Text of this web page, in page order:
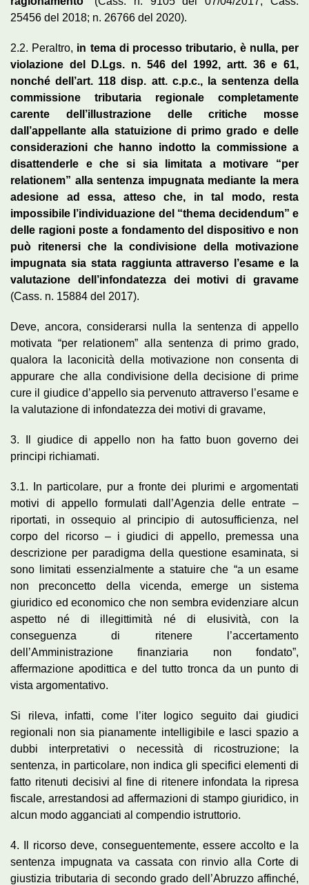
25456 del 2018; n. 26766 del 2020).
2.2. Peraltro, in tema di processo tributario, è nulla, per
violazione del D.Lgs. n. 546 del 1992, artt. 36 e 61,
nonché dell’art. 118 disp. att. c.p.c., la sentenza della
commissione tributaria regionale completamente
carente dell’illustrazione delle critiche mosse
dall’appellante alla statuizione di primo grado e delle
considerazioni che hanno indotto la commissione a
disattenderle e che si sia limitata a motivare “per
relationem” alla sentenza impugnata mediante la mera
adesione ad essa, atteso che, in tal modo, resta
impossibile l’individuazione del “thema decidendum” e
delle ragioni poste a fondamento del dispositivo e non
può ritenersi che la condivisione della motivazione
impugnata sia stata raggiunta attraverso l’esame e la
valutazione dell’infondatezza dei motivi di gravame
(Cass. n. 15884 del 2017).
Deve, ancora, considerarsi nulla la sentenza di appello
motivata “per relationem” alla sentenza di primo grado,
qualora la laconicità della motivazione non consenta di
appurare che alla condivisione della decisione di prime
cure il giudice d’appello sia pervenuto attraverso l’esame e
la valutazione di infondatezza dei motivi di gravame,
3. Il giudice di appello non ha fatto buon governo dei
principi richiamati.
3.1. In particolare, pur a fronte dei plurimi e argomentati
motivi di appello formulati dall’Agenzia delle entrate –
riportati, in ossequio al principio di autosufficienza, nel
corpo del ricorso – i giudici di appello, premessa una
descrizione per paradigma della questione esaminata, si
sono limitati essenzialmente a statuire che “a un esame
non preconcetto della vicenda, emerge un sistema
giuridico ed economico che non sembra evidenziare alcun
aspetto né di illegittimità né di elusività, con la
conseguenza di ritenere l’accertamento
dell’Amministrazione finanziaria non fondato”,
affermazione apodittica e del tutto tronca da un punto di
vista argomentativo.
Si rileva, infatti, come l’iter logico seguito dai giudici
regionali non sia pianamente intelligibile e lasci spazio a
dubbi interpretativi o necessità di ricostruzione; la
sentenza, in particolare, non indica gli specifici elementi di
fatto ritenuti decisivi al fine di ritenere infondata la ripresa
fiscale, arrestandosi ad affermazioni di stampo giuridico, in
alcun modo agganciati al compendio istruttorio.
4. Il ricorso deve, conseguentemente, essere accolto e la
sentenza impugnata va cassata con rinvio alla Corte di
giustizia tributaria di secondo grado dell’Abruzzo affinché,